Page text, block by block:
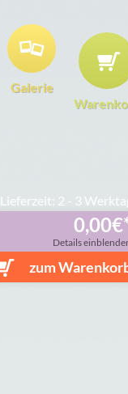
Galerie
Lieferzeit: 2 - 3
0,00€
Details
zum